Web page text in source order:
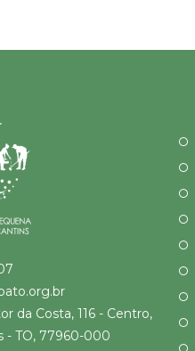
da Costa, 116 - Centro,
- TO, 77960-000